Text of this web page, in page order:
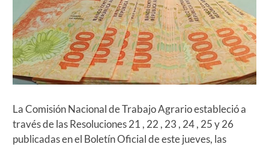
La Comisión Nacional de Trabajo Agrario estableció a
través de las Resoluciones 21 , 22 , 23 , 24 , 25 y 26
publicadas en el Boletín Oficial de este jueves, las